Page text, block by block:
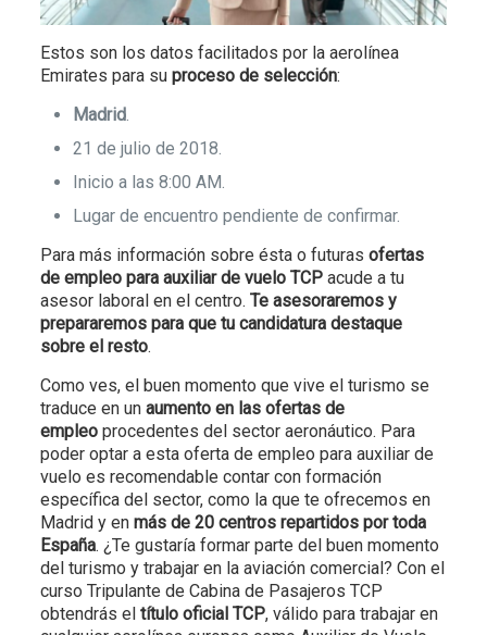
Estos son los datos facilitados por la aerolínea
Emirates para su proceso de selección:
Madrid.
21 de julio de 2018.
Inicio a las 8:00 AM.
Lugar de encuentro pendiente de confirmar.
Para más información sobre ésta o futuras ofertas
de empleo para auxiliar de vuelo TCP acude a tu
asesor laboral en el centro. Te asesoraremos y
prepararemos para que tu candidatura destaque
sobre el resto.
Como ves, el buen momento que vive el turismo se
traduce en un aumento en las ofertas de
empleoprocedentes del sector aeronáutico. Para
poder optar a esta oferta de empleo para auxiliar de
vuelo es recomendable contar con formación
específica del sector, como la que te ofrecemos en
Madrid y en más de 20 centros repartidos por toda
España. ¿Te gustaría formar parte del buen momento
del turismo y trabajar en la aviación comercial? Con el
curso Tripulante de Cabina de Pasajeros TCP
obtendrás el título oficial TCP, válido para trabajar en